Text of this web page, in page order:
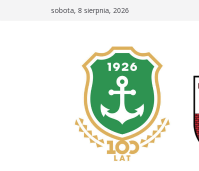
sobota, 8 sierpnia, 2026